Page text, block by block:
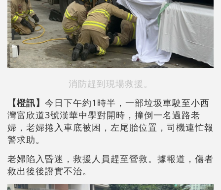
消防趕到現場救援。
【橙訊】 今日下午約1時半，一部垃圾車駛至小西
灣富欣道3號漢華中學對開時，撞倒一名過路老
婦，老婦捲入車底被困，左尾胎位置，司機連忙報
警求助。
老婦陷入昏迷，救援人員趕至營救。據報道，傷者
救出後後證實不治。